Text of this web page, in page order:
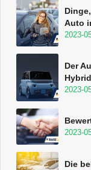
Auto
2023-
Der
2023-
2023-
Die